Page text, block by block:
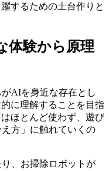
するための土台作りと
体験から原理
AIを身近な存在とし
に理解することを目指
ほとんど使わず、遊び
方」に触れていくの
、お掃除ロボットが